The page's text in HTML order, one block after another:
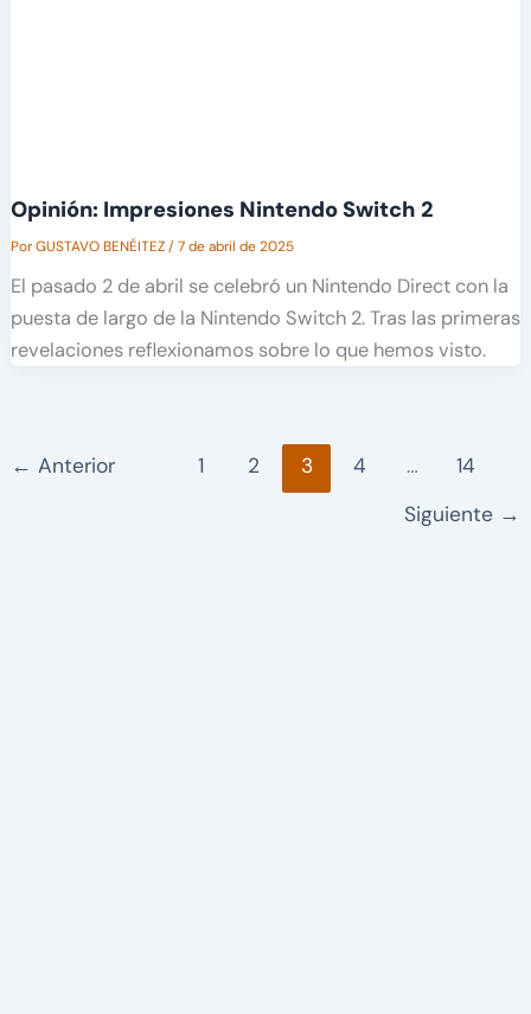
Opinión: Impresiones Nintendo Switch 2
PorGUSTAVO BENÉITEZ/7 de abril de 2025
El pasado 2 de abril se celebró un Nintendo Direct con la
puesta de largo de la Nintendo Switch 2. Tras las primeras
revelaciones reflexionamos sobre lo que hemos visto.
← Anterior 1 2 3 4 …
14
Siguiente →